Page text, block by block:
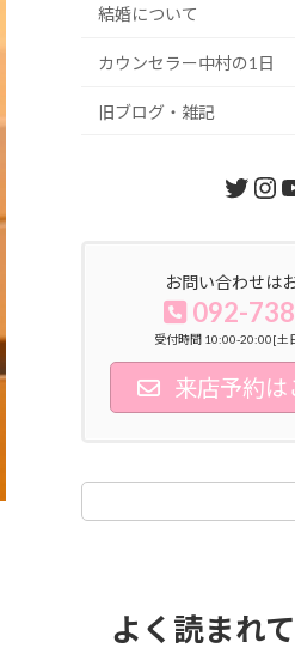
結婚について
カウンセラー中村の1日
旧ブログ・雑記
お問い合わせは
092-
受付時間 10:00-20:00[土
来店予約
よく読まれ